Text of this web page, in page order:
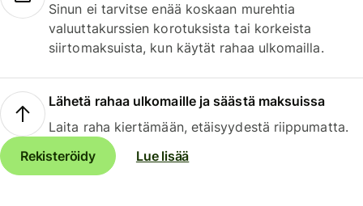
Sinun ei tarvitse enää koskaan murehtia
valuuttakurssien korotuksista tai korkeista
siirtomaksuista, kun käytät rahaa ulkomailla.
Lähetä rahaa ulkomaille ja säästä maksuissa
Laita raha kiertämään, etäisyydestä riippumatta.
Rekisteröidy
Lue lisää